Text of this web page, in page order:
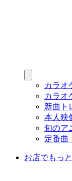
カラオ
カラオ
新曲ト
本人映
旬のア
定番曲
お店でもっ